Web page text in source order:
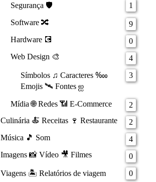
Segurança 🛡️
1
Software 🔀
9
Hardware 💽
0
Web Design 🎨
4
Símbolos ♫ Caracteres ‱
Emojis 🛰️ Fontes ஐ
3
Mídia 🌐 Redes 📶 E-Commerce
2
Culinária 🍝 Receitas 🍷 Restaurante
2
Música 🎵 Som
4
Imagens 📸 Vídeo 🎥 Filmes
0
Viagens 🏝️ Relatórios de viagem
0